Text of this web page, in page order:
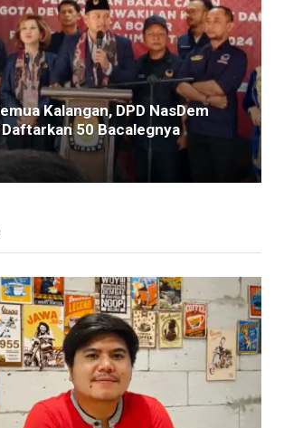
Kalangan, DPD NasDem
50 Bacalegnya